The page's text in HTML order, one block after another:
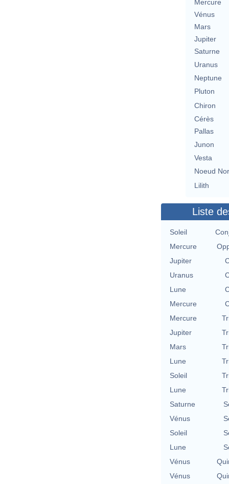
Mercure
Vénus
Mars
Jupiter
Saturne
Uranus
Neptune
Pluton
Chiron
Cérès
Pallas
Junon
Vesta
Noeud
Lilith
Liste
Soleil
Mercure
Jupiter
Uranus
Lune
Mercure
Mercure
Jupiter
Mars
Lune
Soleil
Lune
Saturne
Vénus
Soleil
Lune
Vénus
Vénus